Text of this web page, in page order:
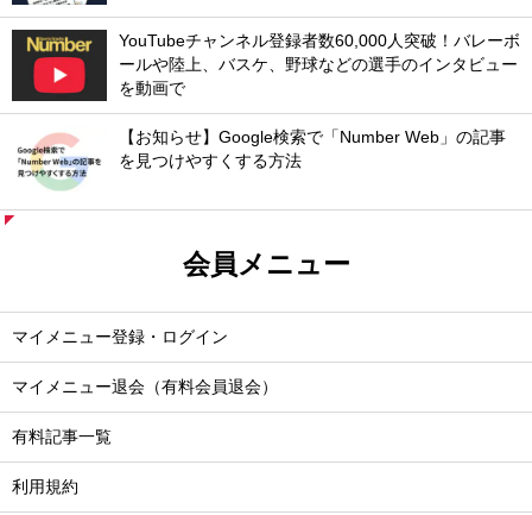
YouTubeチャンネル登録者数60,000人突破！バレーボ
ールや陸上、バスケ、野球などの選手のインタビュー
を動画で
【お知らせ】Google検索で「Number Web」の記事
を見つけやすくする方法
会員メニュー
マイメニュー登録・ログイン
マイメニュー退会（有料会員退会）
有料記事一覧
利用規約